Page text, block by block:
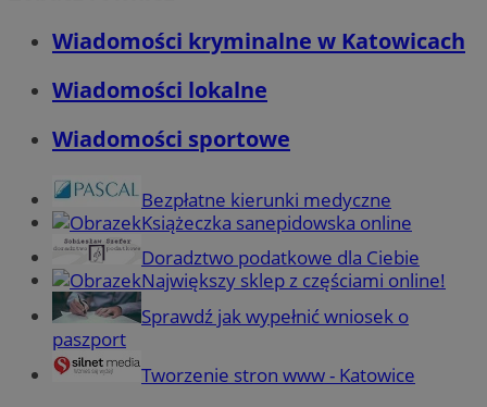
Wiadomości kryminalne w Katowicach
Wiadomości lokalne
Wiadomości sportowe
Bezpłatne kierunki medyczne
Książeczka sanepidowska online
Doradztwo podatkowe dla Ciebie
Największy sklep z częściami online!
Sprawdź jak wypełnić wniosek o
paszport
Tworzenie stron www - Katowice